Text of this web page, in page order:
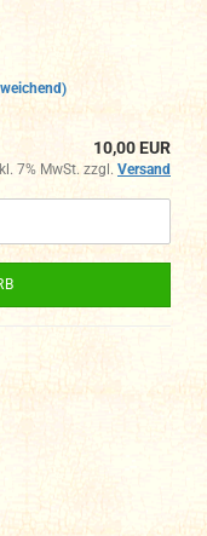
10,00 EUR
7% MwSt. zzgl. Versand